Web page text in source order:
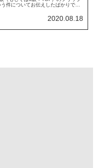
件についてお伝えしたばかりです
2020.08.18